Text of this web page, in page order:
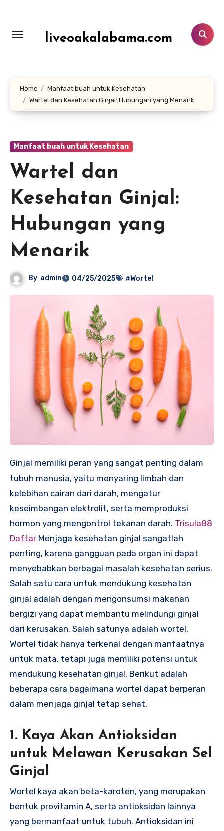
konten
liveoakalabama.com
Home
Manfaat buah untuk Kesehatan
Wartel dan Kesehatan Ginjal: Hubungan yang Menarik
Manfaat buah untuk Kesehatan
Wartel dan
Kesehatan Ginjal:
Hubungan yang
Menarik
By admin 04/25/2025 #Wortel
Ginjal memiliki peran yang sangat penting dalam
tubuh manusia, yaitu menyaring limbah dan
kelebihan cairan dari darah, mengatur
keseimbangan elektrolit, serta memproduksi
hormon yang mengontrol tekanan darah. Trisula88
Daftar Menjaga kesehatan ginjal sangatlah
penting, karena gangguan pada organ ini dapat
menyebabkan berbagai masalah kesehatan serius.
Salah satu cara untuk mendukung kesehatan
ginjal adalah dengan mengonsumsi makanan
bergizi yang dapat membantu melindungi ginjal
dari kerusakan. Salah satunya adalah wortel.
Wortel tidak hanya terkenal dengan manfaatnya
untuk mata, tetapi juga memiliki potensi untuk
mendukung kesehatan ginjal. Berikut adalah
beberapa cara bagaimana wortel dapat berperan
dalam menjaga ginjal tetap sehat.
1. Kaya Akan Antioksidan
untuk Melawan Kerusakan Sel
Ginjal
Wortel kaya akan beta-karoten, yang merupakan
bentuk provitamin A, serta antioksidan lainnya
yang bermanfaat untuk tubuh. Antioksidan ini